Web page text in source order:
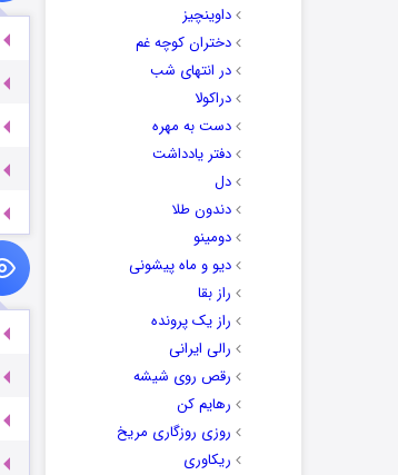
داوینچیز
دختران کوچه غم
در انتهای شب
دراکولا
دست به مهره
دفتر یادداشت
دل
دندون طلا
دومینو
دیو و ماه پیشونی
راز بقا
راز یک پرونده
رالی ایرانی
رقص روی شیشه
رهایم کن
روزی روزگاری مریخ
ریکاوری